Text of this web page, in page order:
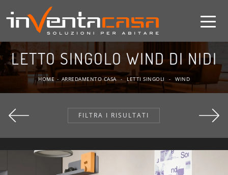
LETTO SINGOLO WIND DI NIDI
HOME - ARREDAMENTO CASA - LETTI SINGOLI - WIND
FILTRA I RISULTATI